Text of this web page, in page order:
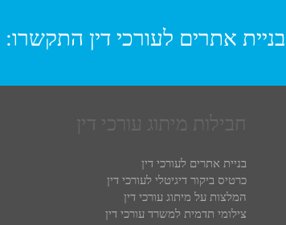
בניית אתרים לעורכי דין התקשרו:
חבילות מיתוג עורכי דין
בניית אתרים לעורכי דין
כרטיס ביקור דיגיטלי לעורכי דין
המלצות על מיתוג עורכי דין
צילומי תדמית למשרד עורכי דין